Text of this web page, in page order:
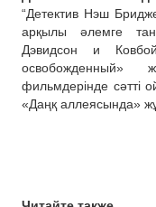
“Детектив Нэш
арқылы әлемге
Дэвидсон и
фильмдерінде сәтті
«Даңқ аллеясында»